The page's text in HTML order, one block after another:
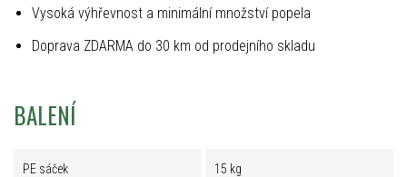
Vysoká výhřevnost a minimální množství popela
Doprava ZDARMA do 30 km od prodejního skladu
BALENÍ
PE sáček 15 kg